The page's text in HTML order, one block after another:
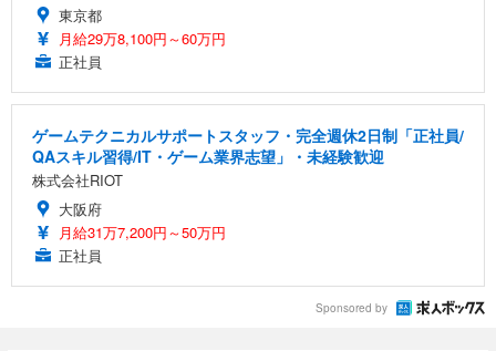
東京都
月給29万8,100円～60万円
正社員
ゲームテクニカルサポートスタッフ・完全週休2日制「正社員/
QAスキル習得/IT・ゲーム業界志望」・未経験歓迎
株式会社RIOT
大阪府
月給31万7,200円～50万円
正社員
Sponsored by